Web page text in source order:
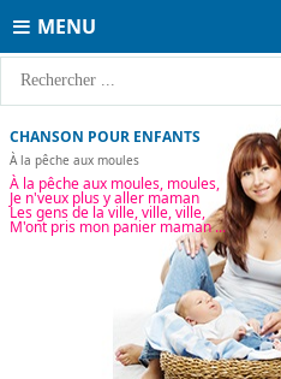
MENU
CHANSON POUR ENFANTS
À la pêche aux moules
À la pêche aux moules, moules,
Je n'veux plus y aller maman
Les gens de la ville, ville, ville,
M'ont pris mon panier maman ...